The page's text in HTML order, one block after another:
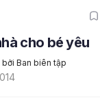
cho bé yêu
Ban biên tập